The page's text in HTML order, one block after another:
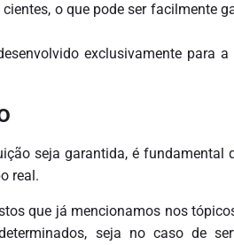
o que pode ser facilmente
exclusivamente para a
seja garantida, é fundamental
real.
que já mencionamos nos
seja no caso de